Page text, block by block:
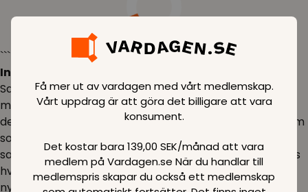
Få mer ut av vardagen med vårt medlemskap.
Vårt uppdrag är att göra det billigare att vara
konsument.
Det kostar bara 139,00 SEK/månad att vara
medlem på Vardagen.se När du handlar till
medlemspris skapar du också ett medlemskap
```html
Inspiration:
Samfund & Samfundsvidenskab giver dig en unik
mulighed for at forstå de komplekse sammenhænge,
der former vores verden. Du kan dykke ned i emner som
sociologi, antropologi og politik, og få indsigt i, hvordan
samfund fungerer, og hvilke faktorer der påvirker vores
hverdag. Uanset om du er studerende eller bare
nysgerrig, vil du finde noget, der vækker din interesse.